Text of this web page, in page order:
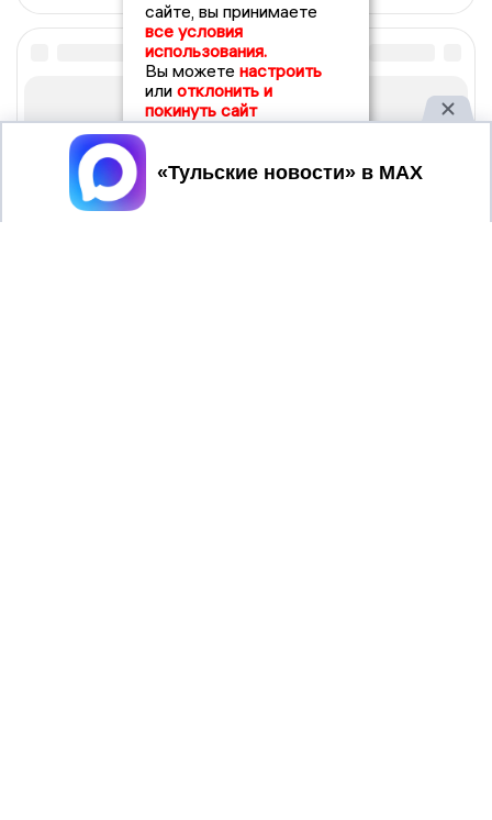
сайте, вы принимаете
все условия
использования.
Вы можете настроить
или отклонить и
покинуть сайт
Принять